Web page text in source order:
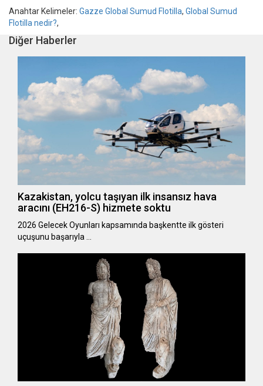
Anahtar Kelimeler: Gazze Global Sumud Flotilla, Global Sumud
Flotilla nedir?,
Diğer Haberler
Kazakistan, yolcu taşıyan ilk insansız hava
aracını (EH216-S) hizmete soktu
2026 Gelecek Oyunları kapsamında başkentte ilk gösteri
uçuşunu başarıyla …